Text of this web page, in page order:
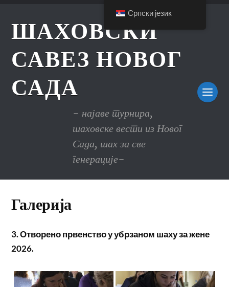
ШАХОВСКИ
САВЕЗ НОВОГ
САДА
- најаве турнира,
шаховске вести из Новог
Сада, шах за све
генерације-
Галерија
3. Отворено првенство у убрзаном шаху за жене
2026.
Српски језик